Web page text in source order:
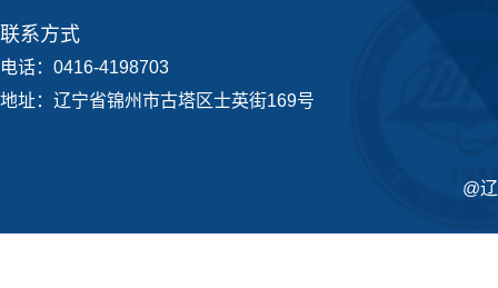
联系方式
电话：0416-4198703
地址：辽宁省锦州市古塔区士英街169号
@